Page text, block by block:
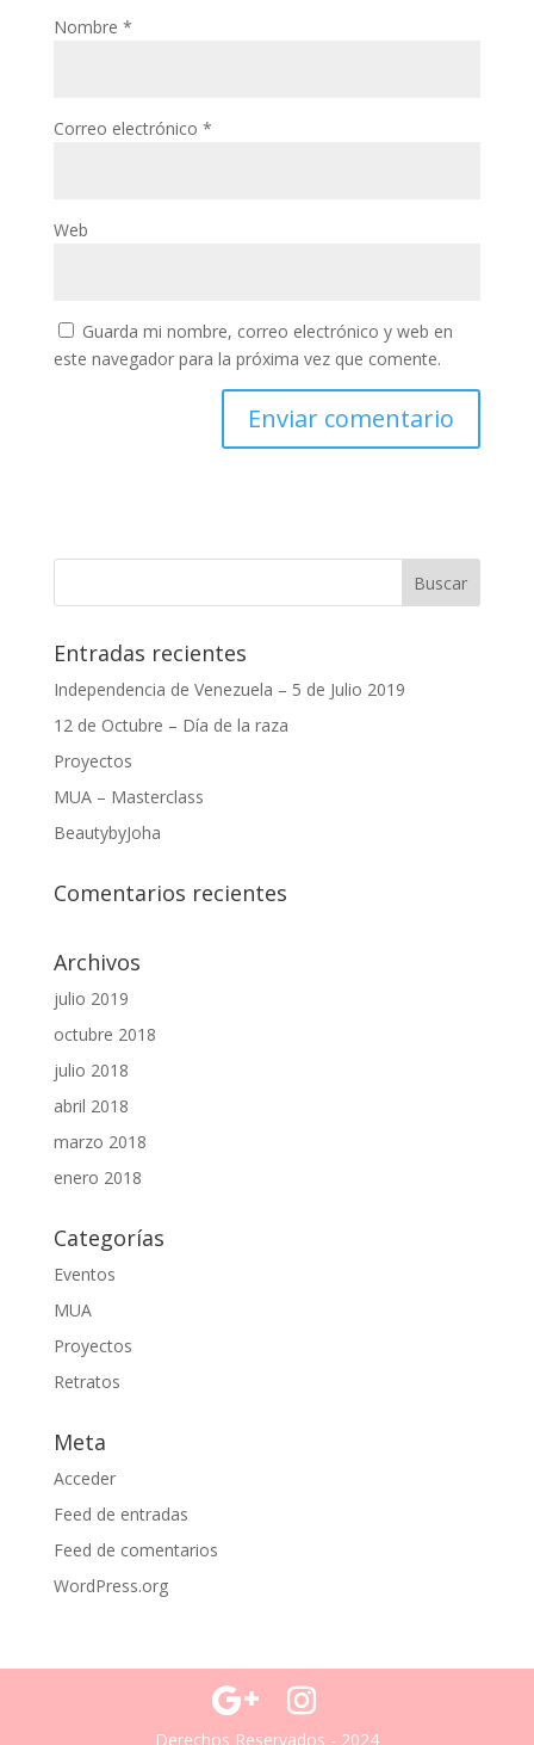
Nombre *
Correo electrónico *
Web
Guarda mi nombre, correo electrónico y web en
este navegador para la próxima vez que comente.
Entradas recientes
Independencia de Venezuela – 5 de Julio 2019
12 de Octubre – Día de la raza
Proyectos
MUA – Masterclass
BeautybyJoha
Comentarios recientes
Archivos
julio 2019
octubre 2018
julio 2018
abril 2018
marzo 2018
enero 2018
Categorías
Eventos
MUA
Proyectos
Retratos
Meta
Acceder
Feed de entradas
Feed de comentarios
WordPress.org
Derechos Reservados - 2024